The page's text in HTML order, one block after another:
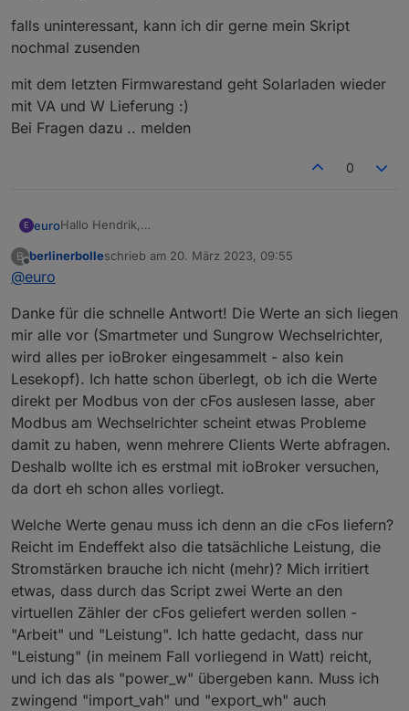
falls uninteressant, kann ich dir gerne mein Skript
nochmal zusenden
mit dem letzten Firmwarestand geht Solarladen wieder
mit VA und W Lieferung :)
Bei Fragen dazu .. melden
0
E euroHallo Hendrik,
ich hab es letzte Woche umgestellt und den "Umweg"
https://www.cfos-emobility.de/de/cfos-charging-
manager/documentation/optical-reader-sml.htm
die Zählervorlage muss man noch auf die eigene
Umgebung etwas anpassen
falls uninteressant, kann ich dir gerne mein Skript
VA und W Lieferung :)
Bei Fragen dazu .. melden
B berlinerbolleschrieb am 20. März 2023, 09:55
zuletzt editiert von
@euro
Danke für die schnelle Antwort! Die Werte an sich liegen
mir alle vor (Smartmeter und Sungrow Wechselrichter,
wird alles per ioBroker eingesammelt - also kein
Lesekopf). Ich hatte schon überlegt, ob ich die Werte
direkt per Modbus von der cFos auslesen lasse, aber
Modbus am Wechselrichter scheint etwas Probleme
damit zu haben, wenn mehrere Clients Werte abfragen.
Deshalb wollte ich es erstmal mit ioBroker versuchen,
da dort eh schon alles vorliegt.
Welche Werte genau muss ich denn an die cFos liefern?
Reicht im Endeffekt also die tatsächliche Leistung, die
Stromstärken brauche ich nicht (mehr)? Mich irritiert
etwas, dass durch das Script zwei Werte an den
virtuellen Zähler der cFos geliefert werden sollen -
"Arbeit" und "Leistung". Ich hatte gedacht, dass nur
"Leistung" (in meinem Fall vorliegend in Watt) reicht,
und ich das als "power_w" übergeben kann. Muss ich
zwingend "import_vah" und "export_wh" auch